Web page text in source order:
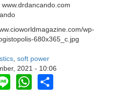
wp-
680x365_c.jpg
soft power
2021 - 10:06
LineWhatsApp